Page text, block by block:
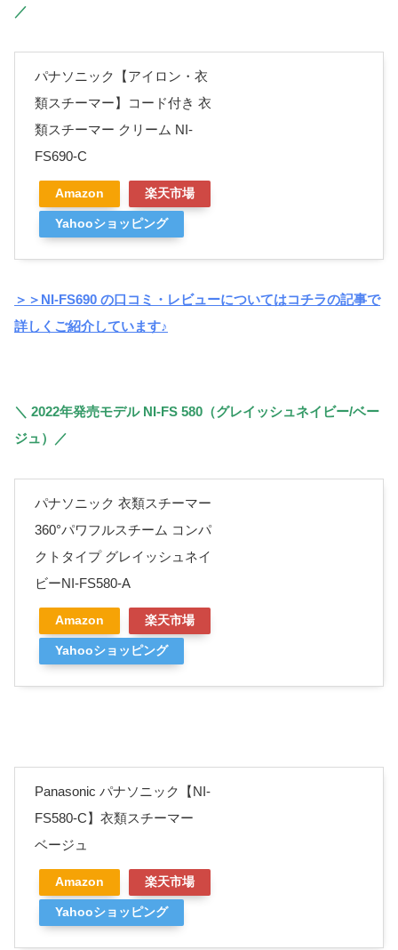
／
パナソニック【アイロン・衣
類スチーマー】コード付き 衣
類スチーマー クリーム NI-
FS690-C
Amazon 楽天市場
Yahooショッピング
＞＞NI-FS690 の口コミ・レビューについてはコチラの記事で
詳しくご紹介しています♪
＼ 2022年発売モデル NI-FS 580（グレイッシュネイビー/ベー
ジュ）／
パナソニック 衣類スチーマー
360°パワフルスチーム コンパ
クトタイプ グレイッシュネイ
ビーNI-FS580-A
Amazon 楽天市場
Yahooショッピング
Panasonic パナソニック【NI-
FS580-C】衣類スチーマー
ベージュ
Amazon 楽天市場
Yahooショッピング